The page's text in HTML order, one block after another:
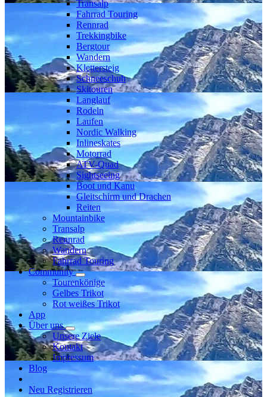
Transalp
Fahrrad Touring
Rennrad
Trekkingbike
Bergtour
Wandern
Klettersteig
Schneeschuh
Skitouren
Langlauf
Rodeln
Laufen
Nordic Walking
Inlineskates
Motorrad
ATV-Quad
Sightseeing
Boot und Kanu
Gleitschirm und Drachen
Reiten
Mountainbike
Transalp
Rennrad
Wandern
Fahrrad Touring
Community
Tourenkönige
Gelbes Trikot
Rot weißes Trikot
App
Über uns
Unsere Ziele
Kontakt
Impressum
Blog
Neu Registrieren